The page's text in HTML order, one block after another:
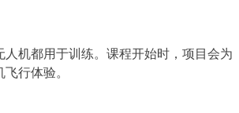
机都用于训练。课程开始时，项目会为
行体验。